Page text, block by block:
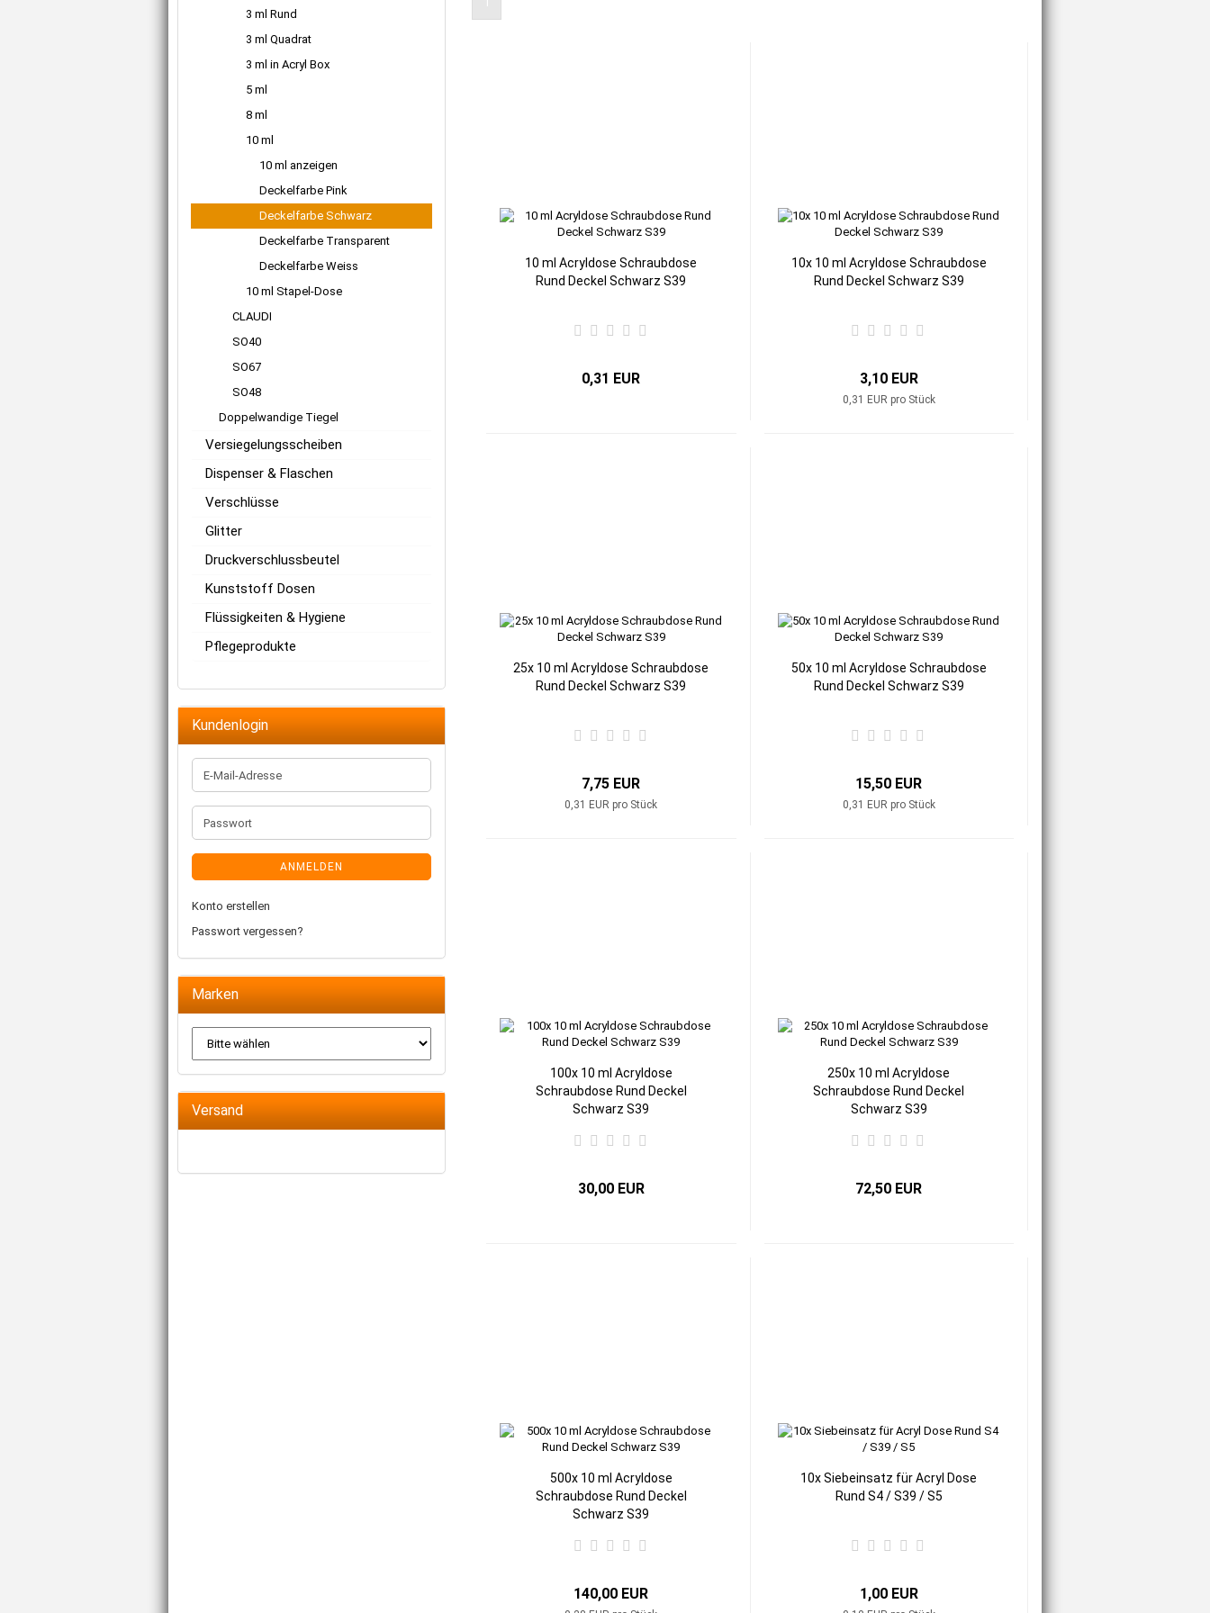
10 ml Acryldose Schraubdose
Rund Deckel Schwarz S39
0,31 EUR
10x 10 ml Acryldose Schraubdose
Rund Deckel Schwarz S39
3,10 EUR
0,31 EUR pro Stück
25x 10 ml Acryldose Schraubdose
Rund Deckel Schwarz S39
7,75 EUR
0,31 EUR pro Stück
50x 10 ml Acryldose Schraubdose
Rund Deckel Schwarz S39
15,50 EUR
0,31 EUR pro Stück
100x 10 ml Acryldose
Schraubdose Rund Deckel
Schwarz S39
30,00 EUR
250x 10 ml Acryldose
Schraubdose Rund Deckel
Schwarz S39
72,50 EUR
500x 10 ml Acryldose
Schraubdose Rund Deckel
Schwarz S39
140,00 EUR
10x Siebeinsatz für Acryl Dose
Rund S4 / S39 / S5
1,00 EUR
3 ml Rund
3 ml Quadrat
3 ml in Acryl Box
5 ml
8 ml
10 ml
10 ml anzeigen
Deckelfarbe Pink
Deckelfarbe Schwarz
Deckelfarbe Transparent
Deckelfarbe Weiss
10 ml Stapel-Dose
CLAUDI
SO40
SO67
SO48
Doppelwandige Tiegel
Versiegelungsscheiben
Dispenser & Flaschen
Verschlüsse
Glitter
Druckverschlussbeutel
Kunststoff Dosen
Flüssigkeiten & Hygiene
Pflegeprodukte
Kundenlogin
E-
Mail-
Adresse
Passwort
ANMELDEN
Konto erstellen
Passwort vergessen?
Marken
Versand